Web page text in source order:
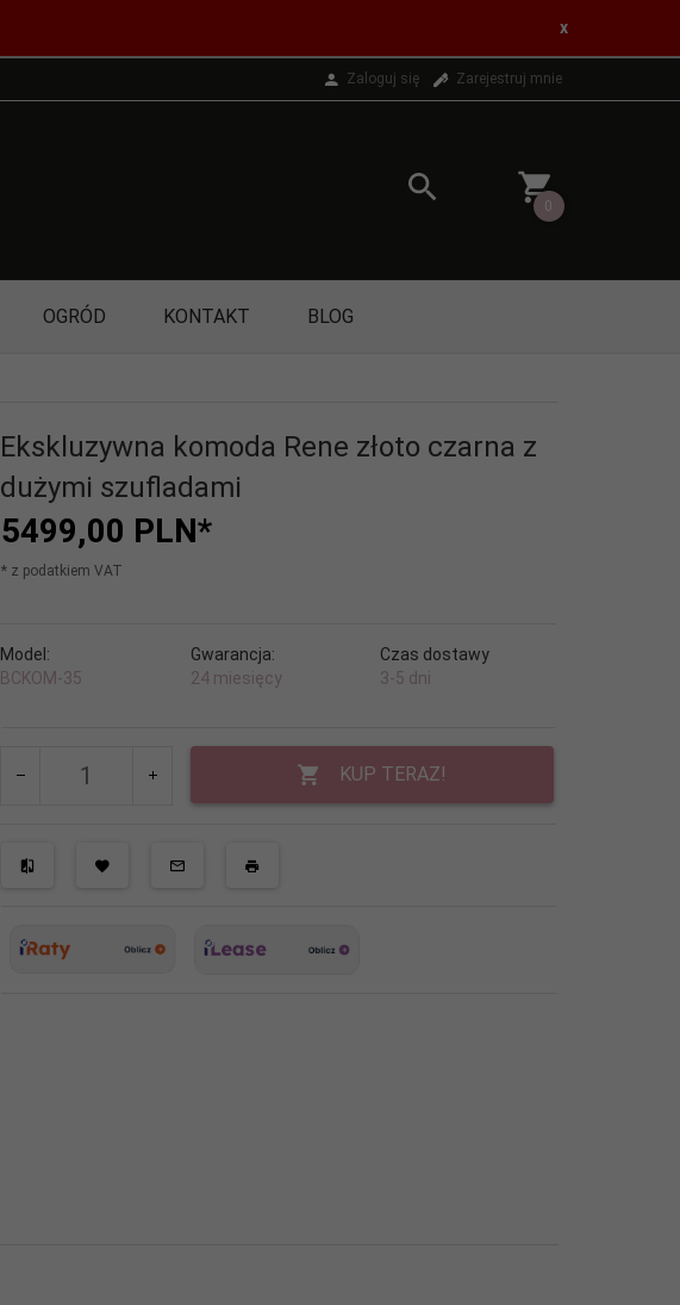
x
Zaloguj się Zarejestruj mnie
0
OGRÓD KONTAKT BLOG
Ekskluzywna komoda Rene złoto czarna z
dużymi szufladami
5499,00 PLN*
* z podatkiem VAT
Model:
BCKOM-35
Gwarancja:
24 miesięcy
Czas dostawy
3-5 dni
KUP TERAZ!